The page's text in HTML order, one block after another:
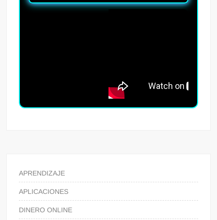
APRENDIZAJE
APLICACIONES
DINERO ONLINE